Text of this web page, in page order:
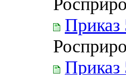
Приказ
Приказ